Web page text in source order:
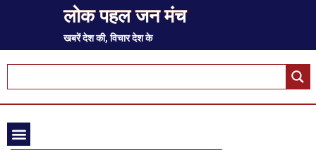
लोक पहल जन मंच
खबरें देश की, विचार देश के